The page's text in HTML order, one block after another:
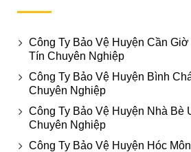
Công Ty Bảo Vệ Huyện Cần
Tín Chuyên Nghiệp
Công Ty Bảo Vệ Huyện Bình
Chuyên Nghiệp
Công Ty Bảo Vệ Huyện Nhà Bè
Chuyên Nghiệp
Công Ty Bảo Vệ Huyện Hóc